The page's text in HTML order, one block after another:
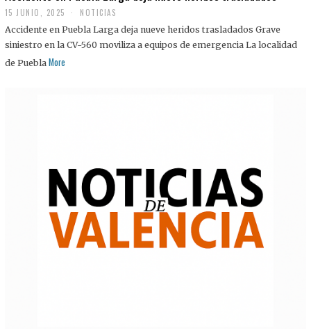
15 JUNIO, 2025 NOTICIAS
Accidente en Puebla Larga deja nueve heridos trasladados Grave
siniestro en la CV-560 moviliza a equipos de emergencia La localidad
de Puebla More